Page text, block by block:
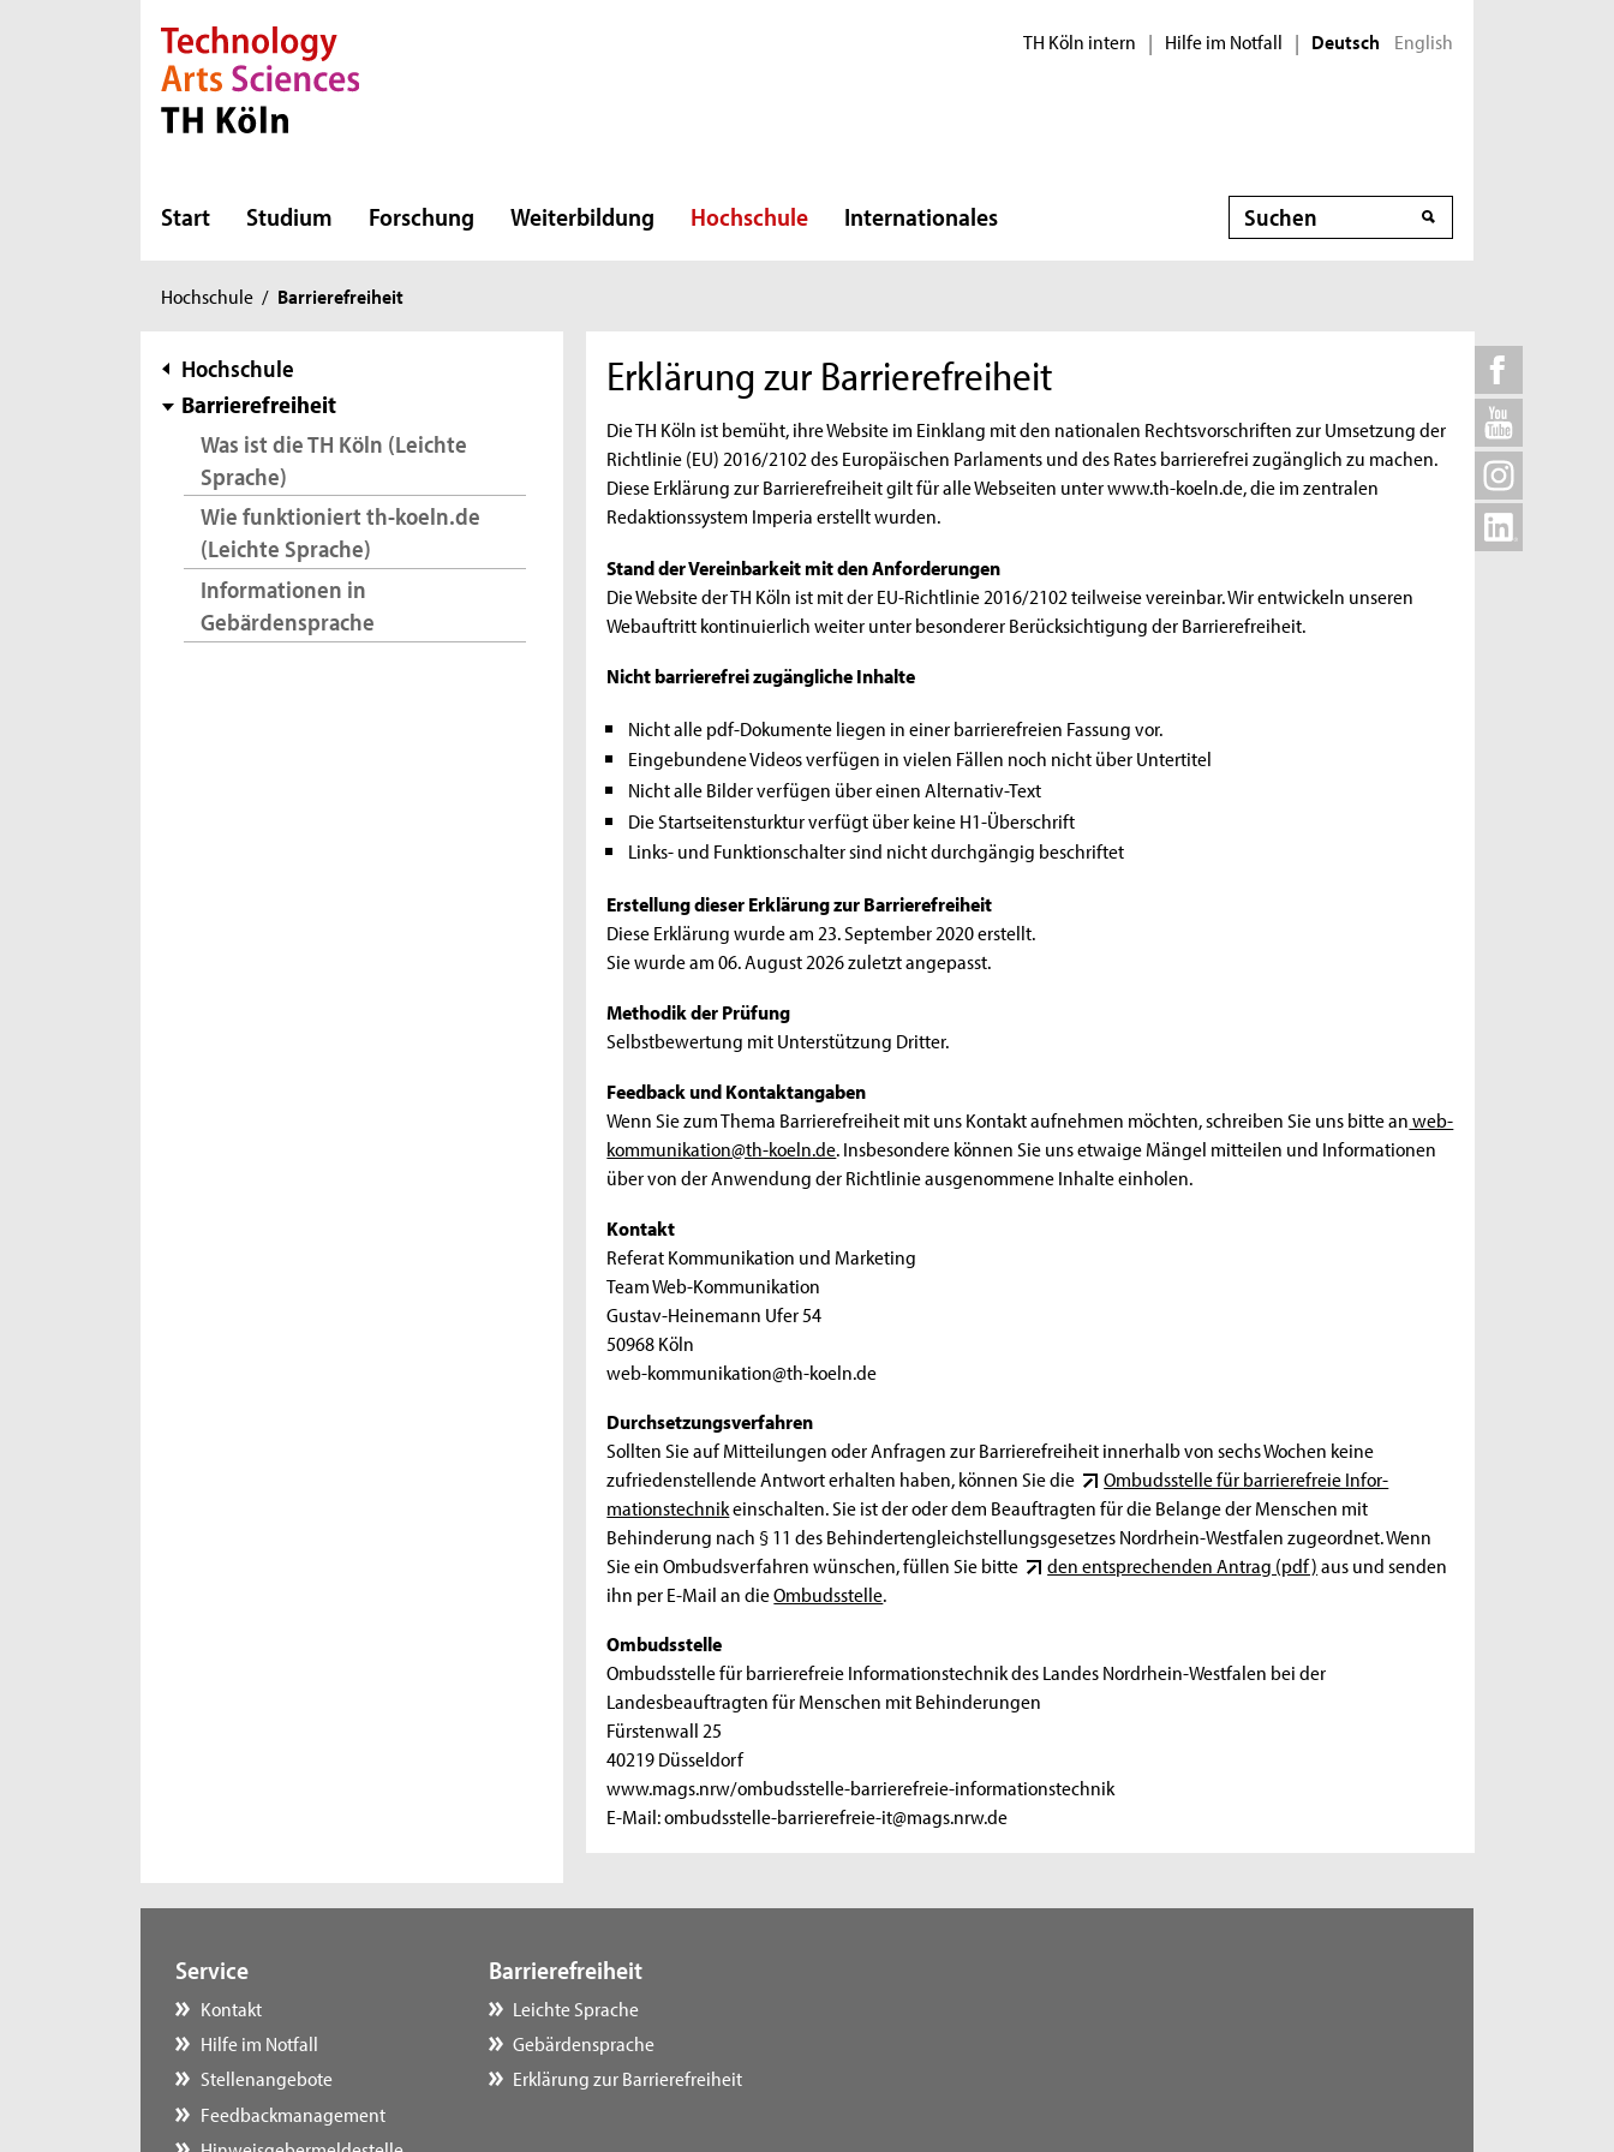
Direkt zur Hauptnavigation
Direkt zur Subnavigation
Direkt zum Inhalt
Direkt zum Fußbereich TH Köln intern | Hilfe im Notfall | Deutsch English
Start Studium Forschung Weiterbildung Hochschule Internationales Suche
Sie
hier:
Hochschule / Barrierefreiheit
Subnavigation
Hochschule
Barrierefreiheit
Was ist die TH Köln (Leichte
Sprache)
Wie funktioniert th-koeln.de
(Leichte Sprache)
Informationen in
Gebärdensprache
Erklärung zur Barrierefreiheit
Die TH Köln ist bemüht, ihre Website im Einklang mit den nationalen Rechtsvorschriften zur Umsetzung der
Richtlinie (EU) 2016/2102 des Europäischen Parlaments und des Rates barrierefrei zugänglich zu machen.
Diese Erklärung zur Barrierefreiheit gilt für alle Webseiten unter www.th-koeln.de, die im zentralen
Redaktionssystem Imperia erstellt wurden.
Stand der Vereinbarkeit mit den Anforderungen
Die Website der TH Köln ist mit der EU-Richtlinie 2016/2102 teilweise vereinbar. Wir entwickeln unseren
Webauftritt kontinuierlich weiter unter besonderer Berücksichtigung der Barrierefreiheit.
Nicht barrierefrei zugängliche Inhalte
Nicht alle pdf-Dokumente liegen in einer barrierefreien Fassung vor.
Eingebundene Videos verfügen in vielen Fällen noch nicht über Untertitel
Nicht alle Bilder verfügen über einen Alternativ-Text
Die Startseitensturktur verfügt über keine H1-Überschrift
Links- und Funktionschalter sind nicht durchgängig beschriftet
Erstellung dieser Erklärung zur Barrierefreiheit
Diese Erklärung wurde am 23. September 2020 erstellt.
Sie wurde am 06. August 2026 zuletzt angepasst.
Methodik der Prüfung
Selbstbewertung mit Unterstützung Dritter.
Feedback und Kontaktangaben
Wenn Sie zum Thema Barrierefreiheit mit uns Kontakt aufnehmen möchten, schreiben Sie uns bitte anweb-
kommunikation@th-koeln.de. Insbesondere können Sie uns etwaige Mängel mitteilen und Informationen
über von der Anwendung der Richtlinie ausgenommene Inhalte einholen.
Kontakt
Referat Kommunikation und Marketing
Team Web-Kommunikation
Gustav-Heinemann Ufer 54
50968 Köln
web-kommunikation@th-koeln.de
Durchsetzungsverfahren
Sollten Sie auf Mitteilungen oder Anfragen zur Barrierefreiheit innerhalb von sechs Wochen keine
zufriedenstellende Antwort erhalten haben, können Sie die
Ombudsstelle für barrierefreie Infor­
mationstechnikeinschalten. Sie ist der oder dem Beauftragten für die Belange der Menschen mit
Behinderung nach § 11 des Behindertengleichstellungsgesetzes Nordrhein-Westfalen zugeordnet. Wenn
Sie ein Ombudsverfahren wünschen, füllen Sie bitte
den entsprechenden Antrag (pdf)aus und senden
ihn per E-Mail an dieOmbudsstelle.
Ombudsstelle
Ombudsstelle für barrierefreie Informationstechnik des Landes Nordrhein-Westfalen bei der
Landesbeauftragten für Menschen mit Behinderungen
Fürstenwall 25
40219 Düsseldorf
www.mags.nrw/ombudsstelle-barrierefreie-informationstechnik
E-Mail: ombudsstelle-barrierefreie-it@mags.nrw.de
Service
Kontakt
Hilfe im Notfall
Stellenangebote
Feedbackmanagement
Barrierefreiheit
Leichte Sprache
Gebärdensprache
Erklärung zur Barrierefreiheit